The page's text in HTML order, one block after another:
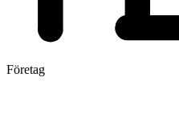
Företag